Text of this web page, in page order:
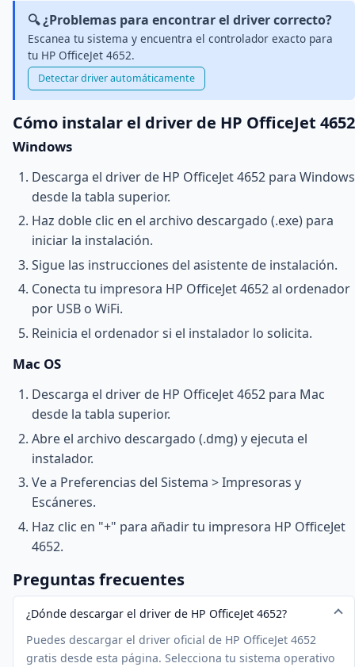
🔍 ¿Problemas para encontrar el driver correcto?
Escanea tu sistema y encuentra el controlador exacto para
tu HP OfficeJet 4652.
Detectar driver automáticamente
Cómo instalar el driver de HP OfficeJet 4652
Windows
Descarga el driver de HP OfficeJet 4652 para Windows
desde la tabla superior.
Haz doble clic en el archivo descargado (.exe) para
iniciar la instalación.
Sigue las instrucciones del asistente de instalación.
Conecta tu impresora HP OfficeJet 4652 al ordenador
por USB o WiFi.
Reinicia el ordenador si el instalador lo solicita.
Mac OS
Descarga el driver de HP OfficeJet 4652 para Mac
desde la tabla superior.
Abre el archivo descargado (.dmg) y ejecuta el
instalador.
Ve a Preferencias del Sistema > Impresoras y
Escáneres.
Haz clic en "+" para añadir tu impresora HP OfficeJet
4652.
Preguntas frecuentes
¿Dónde descargar el driver de HP OfficeJet 4652?
Puedes descargar el driver oficial de HP OfficeJet 4652
gratis desde esta página. Selecciona tu sistema operativo